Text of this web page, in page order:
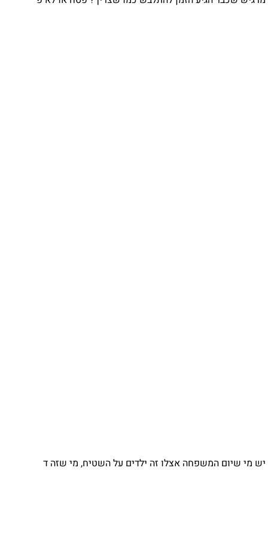
מי שיום המשפחה אצלו זה ילדים על השטיח, מי שזה ד